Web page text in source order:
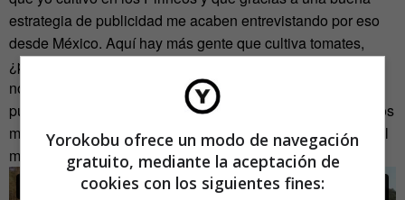
estrategia de publicidad me acaben entrevistando por eso
desde México. Aquí hay más gente que cultiva tomates,
¿por qué los nuestros han salido en la tele y los de otros
no? Por eso, porque lo importante es que se creen esos
puentes que nos relacionen entre todos. Que nos apoyemos
mutuamente estemos donde estemos. No que salga todo el
mundo a vivir lejos de los pueblos».
Yorokobu ofrece un modo de navegación
gratuito, mediante la aceptación de
cookies con los siguientes fines: